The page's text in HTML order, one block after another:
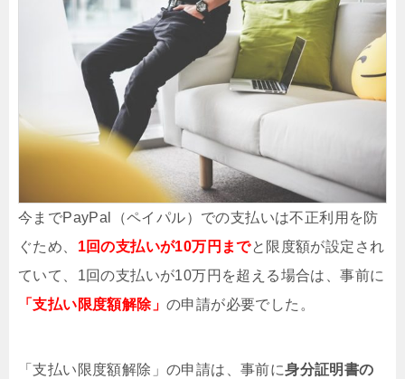
今までPayPal（ペイパル）での支払いは不正利用を防
ぐため、 1回の支払いが10万円までと限度額が設定され
ていて、1回の支払いが10万円を超える場合は、事前に
「支払い限度額解除」 の申請が必要でした。
「支払い限度額解除」の申請は、事前に身分証明書の